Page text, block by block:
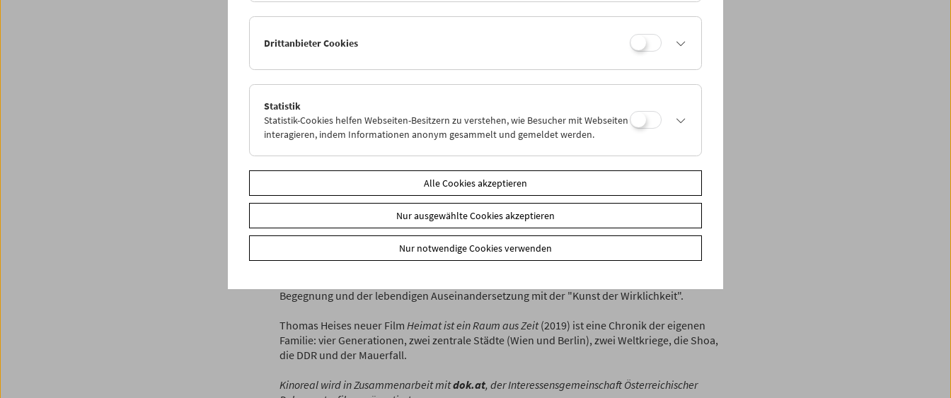
Beschreibung Programm Filme (alphabetisch)
Kinorealbietet seit Herbst 2019 einen Jour fixe für die Begegnung mit dem Dokumentarischen
in allen seinen Spielarten. Jeden 2. Montag im Monat (Ausnahmen bestätigen die Regel!)
präsentieren wir zwei Programme, die aufeinander Bezug nehmen: historische Filme aus
unserer Sammlung und aus anderen Archiven, neue Filme, aus Österreich und aus der
Diese Initiative setzt jene Vermittlungsarbeit fort, die Peter Konlechner mit seiner Vorlesungs-
und Filmreihe "Über den Dokumentarfilm" im Filmmuseum vorantrieb. Kinoreal verdankt
seinen Namen wie auch seine Ausrichtung maßgeblich einer Veranstaltungsreihe, die
Dominik Kamalzadeh, Dieter Pichler und Michael Loebenstein in Zusammenarbeit mit
Navigator Film und dem Stadtkino Wien in den frühen 2000er Jahren umsetzten.
Begegnung und der lebendigen Auseinandersetzung mit der "Kunst der Wirklichkeit".
Thomas Heises neuer Film Heimat ist ein Raum aus Zeit(2019) ist eine Chronik der eigenen
Familie: vier Generationen, zwei zentrale Städte (Wien und Berlin), zwei Weltkriege, die Shoa,
die DDR und der Mauerfall.
Kinoreal wird in Zusammenarbeit mitdok.at, der Interessensgemeinschaft Österreichischer
Drittanbieter Cookies
Statistik
Statistik-Cookies helfen Webseiten-Besitzern zu verstehen, wie Besucher mit Webseiten
interagieren, indem Informationen anonym gesammelt und gemeldet werden.
Alle Cookies akzeptieren
Nur ausgewählte Cookies akzeptieren
Nur notwendige Cookies verwenden